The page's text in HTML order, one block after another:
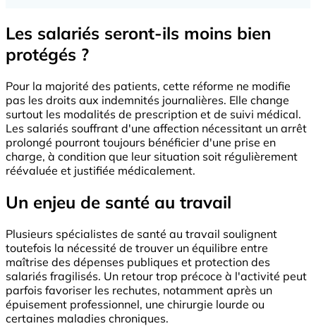
Les salariés seront-ils moins bien
protégés ?
Pour la majorité des patients, cette réforme ne modifie
pas les droits aux indemnités journalières. Elle change
surtout les modalités de prescription et de suivi médical.
Les salariés souffrant d'une affection nécessitant un arrêt
prolongé pourront toujours bénéficier d'une prise en
charge, à condition que leur situation soit régulièrement
réévaluée et justifiée médicalement.
Un enjeu de santé au travail
Plusieurs spécialistes de santé au travail soulignent
toutefois la nécessité de trouver un équilibre entre
maîtrise des dépenses publiques et protection des
salariés fragilisés. Un retour trop précoce à l'activité peut
parfois favoriser les rechutes, notamment après un
épuisement professionnel, une chirurgie lourde ou
certaines maladies chroniques.